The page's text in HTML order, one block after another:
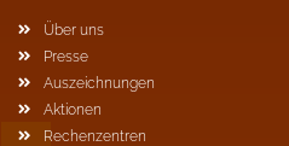
Über uns
Presse
Auszeichnungen
Aktionen
Rechenzentren